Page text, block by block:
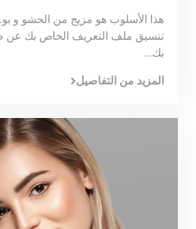
هذا الأسلوب هو مزيج من الحشو و
تنسيق ملف التعريف الخاص بك
بك...
المزيد من التفاصيل